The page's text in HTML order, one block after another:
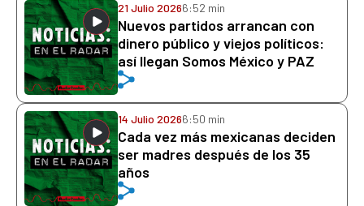
21 Julio 20266:52 min
Nuevos partidos arrancan con
dinero público y viejos políticos:
así llegan Somos México y PAZ
14 Julio 20266:50 min
Cada vez más mexicanas deciden
ser madres después de los 35
años